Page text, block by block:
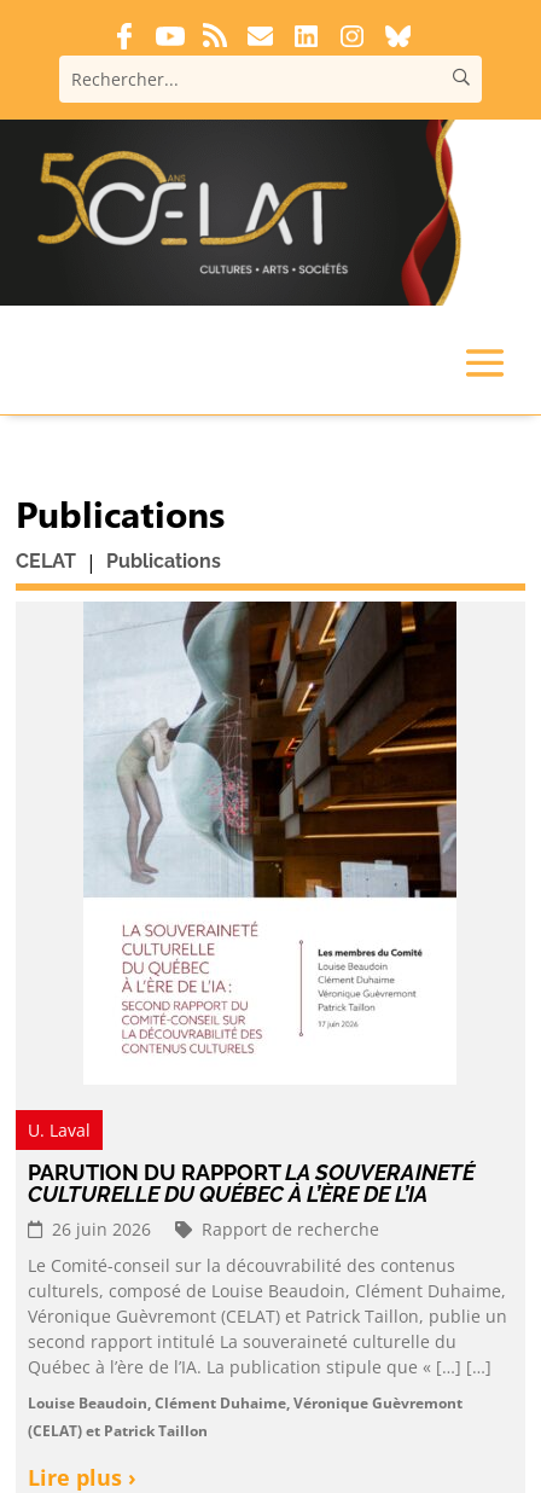
Publications
CELAT | Publications
U. Laval
PARUTION DU RAPPORTLA SOUVERAINETÉ
CULTURELLE DU QUÉBEC À L’ÈRE DE L’IA
26 juin 2026
Rapport de recherche
Le Comité-conseil sur la découvrabilité des contenus
culturels, composé de Louise Beaudoin, Clément Duhaime,
Véronique Guèvremont (CELAT) et Patrick Taillon, publie un
second rapport intitulé La souveraineté culturelle du
Québec à l’ère de l’IA. La publication stipule que « […] […]
Louise Beaudoin, Clément Duhaime, Véronique Guèvremont
(CELAT) et Patrick Taillon
Lire plus ›